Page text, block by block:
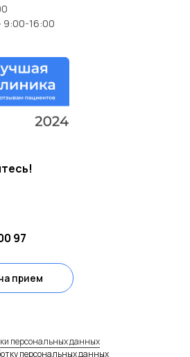
прием
97
9:00-16:00
персональных данных
персональных данных